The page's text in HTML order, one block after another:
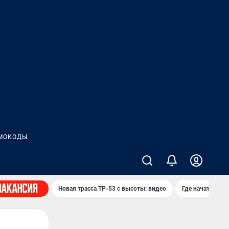
Новая трасса ТР-53 с высоты: видео Где начать